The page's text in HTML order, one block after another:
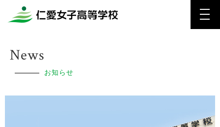
News
お知らせ